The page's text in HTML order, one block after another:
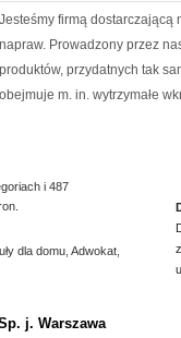
Jesteśmy firmą dostarczającą
napraw. Prowadzony przez
produktów, przydatnych tak
obejmuje m. in. wytrzymałe
o powrót do pełnej
nieinwazyjna. Wykonuje ją
Michałkowo. Oczywiście
Lema24.pl -
i 487
dla domu Adwokat
j. Warszawa